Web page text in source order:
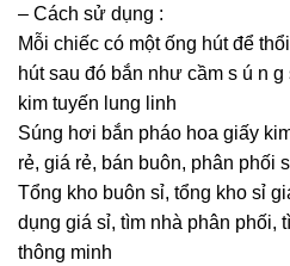
– Cách sử dụng :
Mỗi chiếc có một ống hút để
hút sau đó bắn như cầm s ú n
kim tuyến lung linh
Súng hơi bắn pháo hoa giấy
rẻ, giá rẻ, bán buôn, phân phối
Tổng kho buôn sỉ, tổng kho sỉ
dụng giá sỉ, tìm nhà phân phối,
thông minh